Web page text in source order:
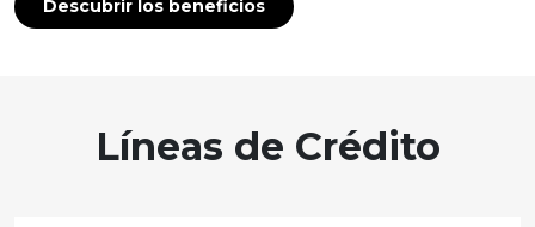
Descubrir los beneficios
Líneas de Crédito